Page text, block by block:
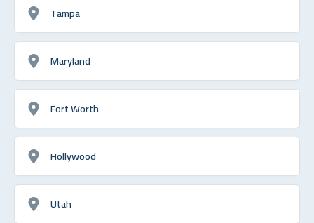
Tampa
Maryland
Fort Worth
Hollywood
Utah